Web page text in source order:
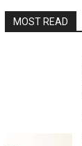
MOST READ